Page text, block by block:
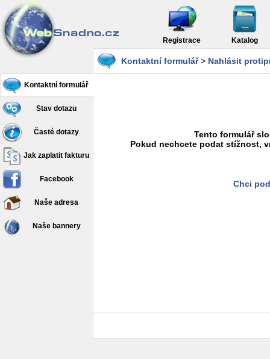
Registrace Katalog
Kontaktní formulář
Stav dotazu
Časté dotazy
Jak zaplatit fakturu
Facebook
Naše adresa
Naše bannery
Kontaktní formulář> Nahlásit
Tento formulář
Pokud nechcete podat stížnost,
Chci